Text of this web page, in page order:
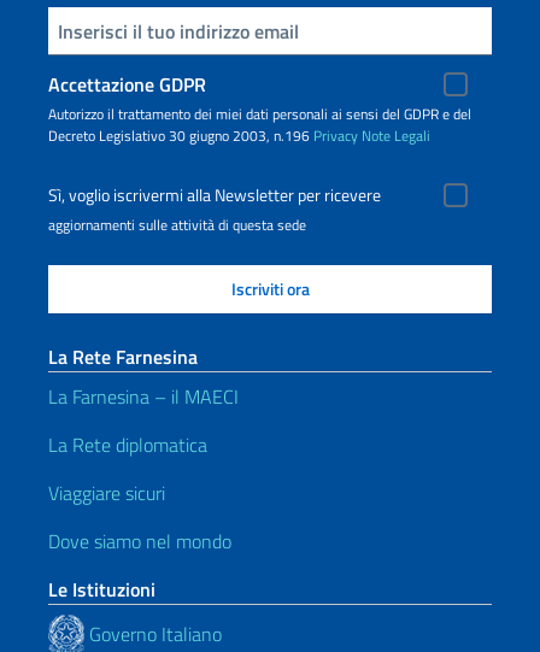
Inserisci la tua email
Accettazione GDPR
Autorizzo il trattamento dei miei dati personali ai sensi del GDPR e del
Decreto Legislativo 30 giugno 2003, n.196 Privacy Note Legali
Sì, voglio iscrivermi alla Newsletter per ricevere
aggiornamenti sulle attività di questa sede
La Rete Farnesina
La Farnesina – il MAECI
La Rete diplomatica
Viaggiare sicuri
Dove siamo nel mondo
Le Istituzioni
Governo Italiano